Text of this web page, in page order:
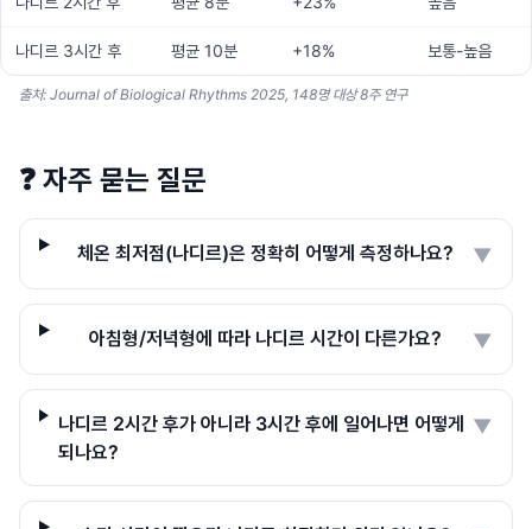
나디르 3시간 후 평균 10분 +18% 보통-높음
출처: Journal of Biological Rhythms 2025, 148명 대상 8주 연구
❓ 자주 묻는 질문
체온 최저점(나디르)은 정확히 어떻게 측정하나요? ▼
아침형/저녁형에 따라 나디르 시간이 다른가요? ▼
나디르 2시간 후가 아니라 3시간 후에 일어나면 어떻게
되나요?
▼